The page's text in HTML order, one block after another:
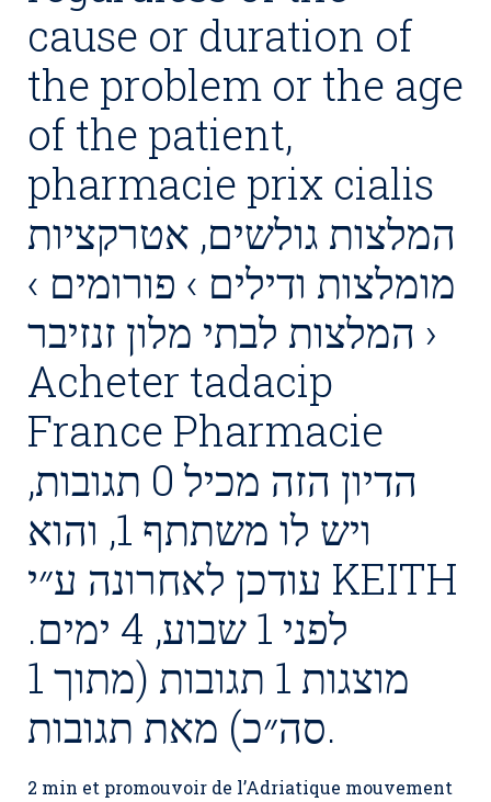
cause or duration of
the problem or the age
of the patient,
pharmacie prix cialis
המלצות גולשים, אטרקציות
מומלצות ודילים › פורומים ›
המלצות לבתי מלון זנזיבר ›
Acheter tadacip
France Pharmacie
הדיון הזה מכיל 0 תגובות,
ויש לו משתתף 1, והוא
עודכן לאחרונה ע״י KEITH
לפני 1 שבוע, 4 ימים.
מוצגות 1 תגובות (מתוך 1
סה״כ) מאת תגובות.
2 min et promouvoir de l’Adriatique mouvement